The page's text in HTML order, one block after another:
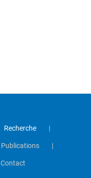
Recherche
Publications
Contact